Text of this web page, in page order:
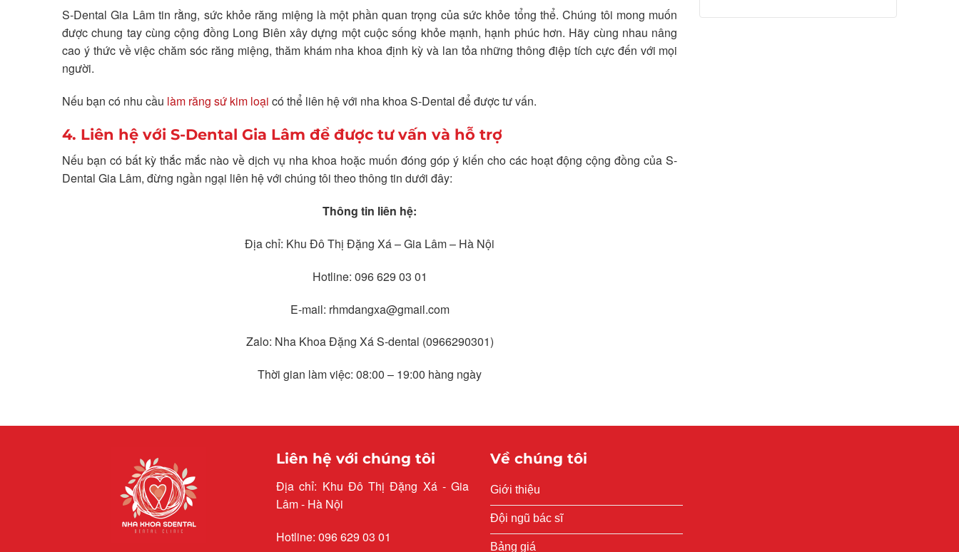
S-Dental Gia Lâm tin rằng, sức khỏe răng miệng là một phần quan trọng của sức khỏe tổng thể. Chúng tôi mong muốn
được chung tay cùng cộng đồng Long Biên xây dựng một cuộc sống khỏe mạnh, hạnh phúc hơn. Hãy cùng nhau nâng
cao ý thức về việc chăm sóc răng miệng, thăm khám nha khoa định kỳ và lan tỏa những thông điệp tích cực đến với mọi
người.
Nếu bạn có nhu cầu làm răng sứ kim loại có thể liên hệ với nha khoa S-Dental để được tư vấn.
4. Liên hệ với S-Dental Gia Lâm để được tư vấn và hỗ trợ
Nếu bạn có bất kỳ thắc mắc nào về dịch vụ nha khoa hoặc muốn đóng góp ý kiến cho các hoạt động cộng đồng của S-
Dental Gia Lâm, đừng ngần ngại liên hệ với chúng tôi theo thông tin dưới đây:
Thông tin liên hệ:
Địa chỉ: Khu Đô Thị Đặng Xá – Gia Lâm – Hà Nội
Hotline: 096 629 03 01
E-mail: rhmdangxa@gmail.com
Zalo: Nha Khoa Đặng Xá S-dental (0966290301)
Thời gian làm việc: 08:00 – 19:00 hàng ngày
Liên hệ với chúng tôi
Địa chỉ: Khu Đô Thị Đặng Xá - Gia
Lâm - Hà Nội
Hotline: 096 629 03 01
Về chúng tôi
Giới thiệu
Đội ngũ bác sĩ
Bảng giá